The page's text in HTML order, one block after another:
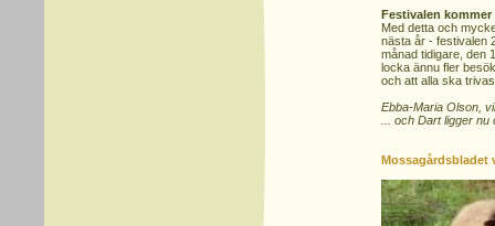
Festivalen kommer
Med detta och
nästa år - festivalen
månad tidigare, den
locka ännu fler
och att alla ska
Ebba-Maria Olson,
... och Dart ligger
Mossagårdsbladet